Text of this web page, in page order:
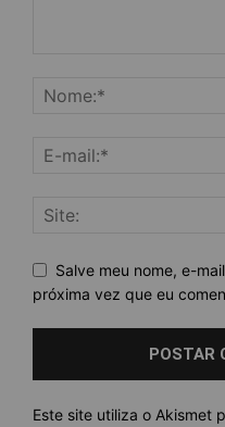
Salve meu nome, e-
próxima vez que eu
Este site utiliza o Akismet